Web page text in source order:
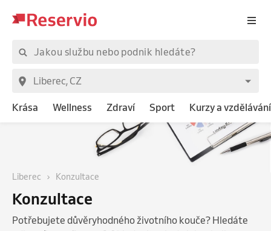
Krása Wellness Zdraví Sport Kurzy a vzdělávání
Liberec Konzultace
Konzultace
Potřebujete důvěryhodného životního kouče? Hledáte